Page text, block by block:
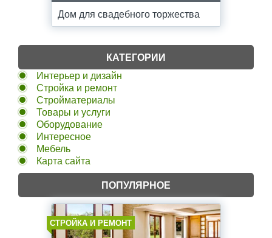
Дом для свадебного торжества
КАТЕГОРИИ
Интерьер и дизайн
Стройка и ремонт
Стройматериалы
Товары и услуги
Оборудование
Интересное
Мебель
Карта сайта
ПОПУЛЯРНОЕ
СТРОЙКА И РЕМОНТ